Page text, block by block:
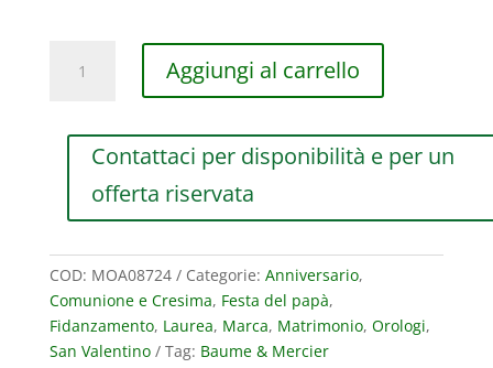
RIVIERA
MOVIMENTO
AUTOMATICO,
QUADRANTE
BIANCO,
CON
Aggiungi al carrello
Contattaci per disponibilità e per un
offerta riservata
COD: MOA08724 Categorie: Anniversario,
Comunione e Cresima, Festa del papà,
Fidanzamento, Laurea, Marca, Matrimonio, Orologi,
San Valentino
Tag: Baume & Mercier